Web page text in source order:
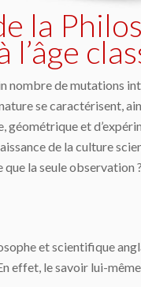
la
nombre de muta­tions
se caractérisent,
géométrique et
de la culture
la seule observation
et scientifique
effet, le savoir lui-